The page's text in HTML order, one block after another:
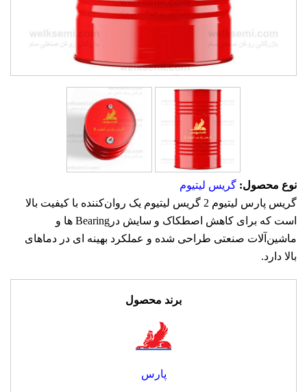
نوع محصول: گریس لیتیوم
گریس پارس ليتيوم 2 گریس لیتیوم یک روان‌کننده با کیفیت بالا
است که برای کاهش اصطکاک و سایش درBearing ها و
ماشین‌آلات صنعتی طراحی شده و عملکرد بهینه ای در دماهای
بالا دارد.
برند محصول
پارس